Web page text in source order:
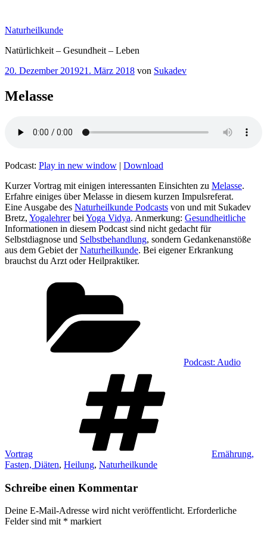
springen
Naturheilkunde
Natürlichkeit – Gesundheit – Leben
Veröffentlicht
20. Dezember 201921. März 2018 von Sukadev
Melasse
Podcast: Play in new window | Download
Kurzer Vortrag mit einigen interessanten Einsichten zu Melasse.
Erfahre einiges über Melasse in diesem kurzen Impulsreferat.
Eine Ausgabe des Naturheilkunde Podcasts von und mit Sukadev
Bretz, Yogalehrerbei Yoga Vidya. Anmerkung: Gesundheitliche
Informationen in diesem Podcast sind nicht gedacht für
Selbstdiagnose und Selbstbehandlung, sondern Gedankenanstöße
aus dem Gebiet derNaturheilkunde. Bei eigener Erkrankung
brauchst du Arzt oder Heilpraktiker.
Podcast: Audio
Vortrag
Ernährung,
Fasten, Diäten, Heilung, Naturheilkunde
Schreibe einen Kommentar
Deine E-Mail-Adresse wird nicht veröffentlicht. Erforderliche
Felder sind mit * markiert